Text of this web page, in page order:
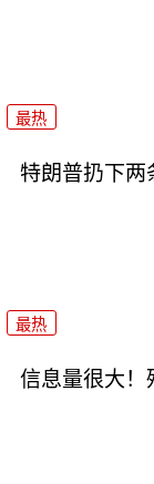
最热
特朗普扔下两
最热
信息量很大！